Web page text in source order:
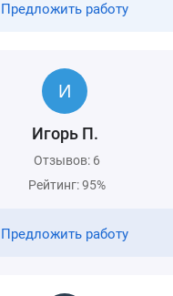
Предложить работу
Игорь П.
Отзывов: 6
Рейтинг: 95%
Предложить работу